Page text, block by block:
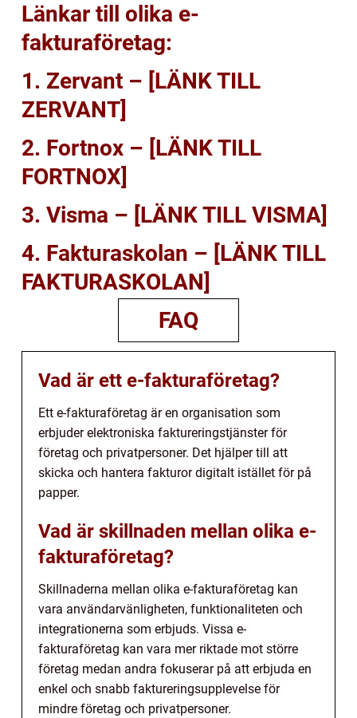
Länkar till olika e-
fakturaföretag:
1. Zervant – [LÄNK TILL
ZERVANT]
2. Fortnox – [LÄNK TILL
FORTNOX]
3. Visma – [LÄNK TILL VISMA]
4. Fakturaskolan – [LÄNK TILL
FAKTURASKOLAN]
FAQ
Vad är ett e-fakturaföretag?
Ett e-fakturaföretag är en organisation som
erbjuder elektroniska faktureringstjänster för
företag och privatpersoner. Det hjälper till att
skicka och hantera fakturor digitalt istället för på
papper.
Vad är skillnaden mellan olika e-
fakturaföretag?
Skillnaderna mellan olika e-fakturaföretag kan
vara användarvänligheten, funktionaliteten och
integrationerna som erbjuds. Vissa e-
fakturaföretag kan vara mer riktade mot större
företag medan andra fokuserar på att erbjuda en
enkel och snabb faktureringsupplevelse för
mindre företag och privatpersoner.